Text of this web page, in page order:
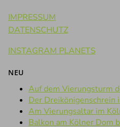
IMPRESSUM
DATENSCHUTZ
INSTAGRAM PLANETS
NEU
Auf dem Vierungsturm
Der Dreikönigenschrein
Am Vierungsaltar im
Balkon am Kölner Dom